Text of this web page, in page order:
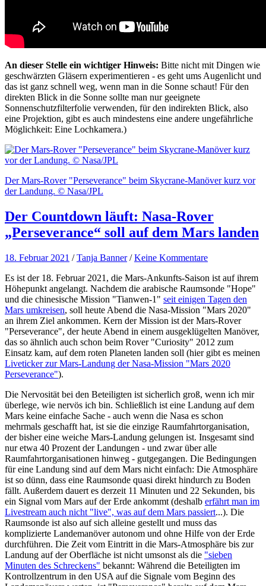
An dieser Stelle ein wichtiger Hinweis: Bitte nicht mit Dingen wie
geschwärzten Gläsern experimentieren - es geht ums Augenlicht und
das ist ganz schnell weg, wenn man in die Sonne schaut! Für den
direkten Blick in die Sonne sollte man nur geeignete
Sonnenschutzfilterfolie verwenden, für den indirekten Blick, also
eine Projektion, gibt es auch mindestens eine andere ungefährliche
Möglichkeit: Eine Lochkamera.)
Der Mars-Rover "Perseverance" beim Skycrane-Manöver kurz vor
der Landung. © Nasa/JPL
Der Countdown läuft: Nasa-Rover
„Perseverance“ soll auf dem Mars landen
18. Februar 2021 /Tanja Banner /Keine Kommentare
Es ist der 18. Februar 2021, die Mars-Ankunfts-Saison ist auf ihrem
Höhepunkt angelangt. Nachdem die arabische Raumsonde "Hope"
und die chinesische Mission "Tianwen-1" seit einigen Tagen den
Mars umkreisen, soll heute Abend die Nasa-Mission "Mars 2020"
an ihrem Ziel ankommen. Kern der Mission ist der Mars-Rover
"Perseverance", der heute Abend in einem ausgeklügelten Manöver,
das so ähnlich auch schon beim Rover "Curiosity" 2012 zum
Einsatz kam, auf dem roten Planeten landen soll (hier gibt es meinen
Liveticker zur Mars-Landung der Nasa-Mission "Mars 2020
Perseverance").
Die Nervosität bei den Beteiligten ist sicherlich groß, wenn ich mir
überlege, wie nervös ich bin. Schließlich ist eine Landung auf dem
Mars keine einfache Sache - auch wenn die Nasa es schon
mehrmals geschafft hat, ist sie die einzige Raumfahrtorganisation,
der bisher eine weiche Mars-Landung gelungen ist. Insgesamt sind
nur etwa 40 Prozent der Landungen - und zwar über alle
Raumfahrtorganisationen hinweg - gutgegangen. Die Bedingungen
für eine Landung sind auf dem Mars nicht einfach: Die Atmosphäre
ist so dünn, dass eine Raumsonde quasi direkt hindurch zu Boden
fällt. Außerdem dauert es derzeit 11 Minuten und 22 Sekunden, bis
ein Signal vom Mars auf der Erde ankommt (deshalb erfährt man im
Livestream auch nicht "live", was auf dem Mars passiert...). Die
Raumsonde ist also auf sich alleine gestellt und muss das
komplizierte Landemanöver autonom und ohne Hilfe von der Erde
durchführen. Die Zeit vom Eintritt in die Mars-Atmosphäre bis zur
Landung auf der Oberfläche ist nicht umsonst als die "sieben
Minuten des Schreckens" bekannt: Während die Beteiligten im
Kontrollzentrum in den USA auf die Signale vom Beginn des